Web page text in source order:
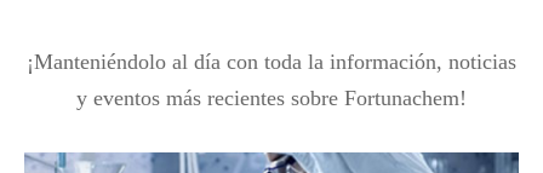
¡Manteniéndolo al día con toda la información, noticias
y eventos más recientes sobre Fortunachem!